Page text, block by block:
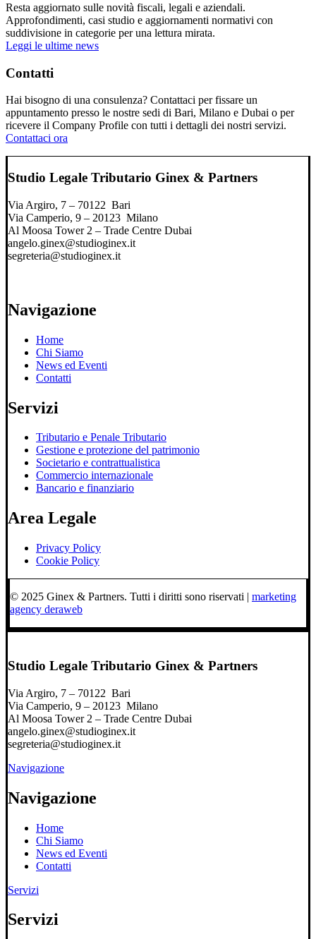
Resta aggiornato sulle novità fiscali, legali e aziendali.
Approfondimenti, casi studio e aggiornamenti normativi con
suddivisione in categorie per una lettura mirata.
Leggi le ultime news
Contatti
Hai bisogno di una consulenza? Contattaci per fissare un
appuntamento presso le nostre sedi di Bari, Milano e Dubai o per
ricevere il Company Profile con tutti i dettagli dei nostri servizi.
Contattaci ora
Studio Legale Tributario Ginex & Partners
Via Argiro, 7 – 70122 Bari
Via Camperio, 9 – 20123 Milano
Al Moosa Tower 2 – Trade Centre Dubai
angelo.ginex@studioginex.it
segreteria@studioginex.it
Navigazione
Home
Chi Siamo
News ed Eventi
Contatti
Servizi
Tributario e Penale Tributario
Gestione e protezione del patrimonio
Societario e contrattualistica
Commercio internazionale
Bancario e finanziario
Area Legale
Privacy Policy
Cookie Policy
© 2025 Ginex & Partners. Tutti i diritti sono riservati | marketing
agency deraweb
Studio Legale Tributario Ginex & Partners
Via Argiro, 7 – 70122 Bari
Via Camperio, 9 – 20123 Milano
Al Moosa Tower 2 – Trade Centre Dubai
angelo.ginex@studioginex.it
segreteria@studioginex.it
Navigazione
Navigazione
Home
Chi Siamo
News ed Eventi
Contatti
Servizi
Servizi